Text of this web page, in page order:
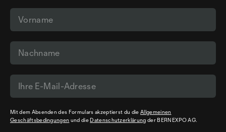
Mit dem Absenden des Formulars akzeptierst du dieAllgemeinen
Geschäftsbedingungen und die Datenschutzerklärung der BERNEXPO AG.